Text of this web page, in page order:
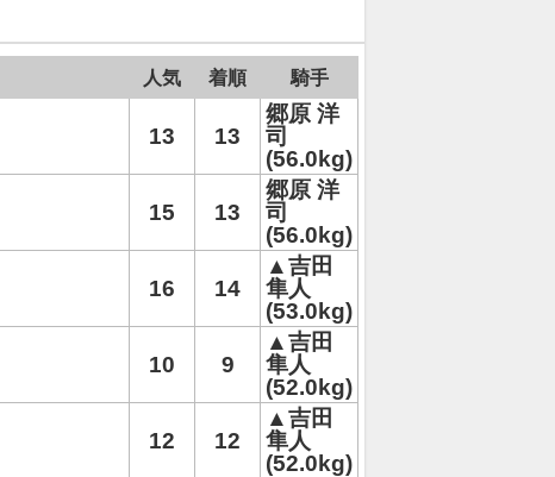
人気 着順 騎手
13 13
郷原 洋
司
(56.0kg)
15 13
郷原 洋
司
(56.0kg)
16 14
▲吉田
隼人
(53.0kg)
10 9
▲吉田
隼人
(52.0kg)
12 12
▲吉田
隼人
(52.0kg)